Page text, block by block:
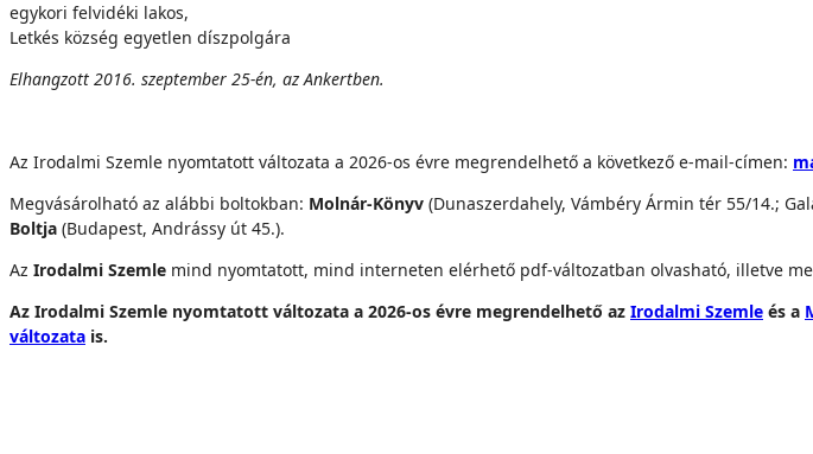
egykori felvidéki lakos,
Letkés község egyetlen díszpolgára
Elhangzott 2016. szeptember 25-én, az Ankertben.
Az Irodalmi Szemle nyomtatott változata a 2026-os évre megrendelhető a következő e-mail-címen:
Megvásárolható az alábbi boltokban: Molnár-Könyv (Dunaszerdahely, Vámbéry Ármin tér 55/14.;
Boltja (Budapest, Andrássy út 45.).
Az Irodalmi Szemle mind nyomtatott, mind interneten elérhető pdf-változatban olvasható, illetve
Az Irodalmi Szemle nyomtatott változata a 2026-os évre megrendelhető az Irodalmi Szemle és a
változata is.